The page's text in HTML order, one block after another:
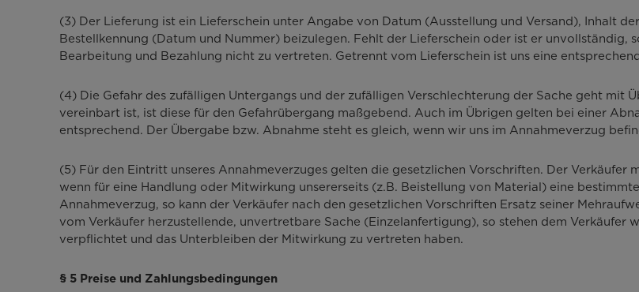
(3) Der Lieferung ist ein Lieferschein unter Angabe von Datum (Ausstellung und Versand), Inhalt
Bestellkennung (Datum und Nummer) beizulegen. Fehlt der Lieferschein oder ist er unvollständig,
Bearbeitung und Bezahlung nicht zu vertreten. Getrennt vom Lieferschein ist uns eine
(4) Die Gefahr des zufälligen Untergangs und der zufälligen Verschlechterung der Sache geht mit
vereinbart ist, ist diese für den Gefahrübergang maßgebend. Auch im Übrigen gelten bei einer
entsprechend. Der Übergabe bzw. Abnahme steht es gleich, wenn wir uns im Annahmeverzug
(5) Für den Eintritt unseres Annahmeverzuges gelten die gesetzlichen Vorschriften. Der Verkäufer
wenn für eine Handlung oder Mitwirkung unsererseits (z.B. Beistellung von Material) eine
Annahmeverzug, so kann der Verkäufer nach den gesetzlichen Vorschriften Ersatz seiner
vom Verkäufer herzustellende, unvertretbare Sache (Einzelanfertigung), so stehen dem Verkäufer
verpflichtet und das Unterbleiben der Mitwirkung zu vertreten haben.
§ 5 Preise und Zahlungsbedingungen